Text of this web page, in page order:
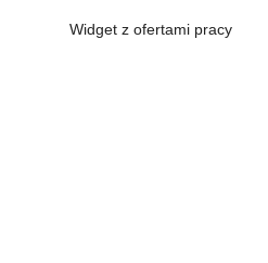
Widget z ofertami pracy